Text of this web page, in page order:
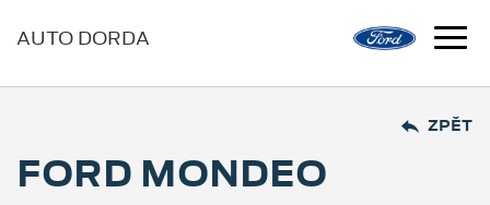
AUTO DORDA
ZPĚT
FORD MONDEO